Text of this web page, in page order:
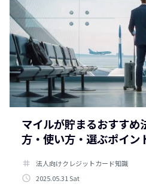
マイルが貯まるおすす
方・使い方・選ぶポイン
tag
法人向けクレジットカード知識
access_time 2025.05.31 Sat